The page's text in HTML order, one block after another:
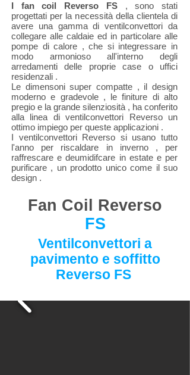
I fan coil Reverso FS , sono stati
progettati per la necessità della clientela di
avere una gamma di ventilconvettori da
collegare alle caldaie ed in particolare alle
pompe di calore , che si integressare in
modo armonioso all'interno degli
arredamenti delle proprie case o uffici
residenzali .
Le dimensoni super compatte , il design
moderno e gradevole , le finiture di alto
pregio e la grande silenziosità , ha conferito
alla linea di ventilconvettori Reverso un
ottimo impiego per queste applicazioni .
I ventilconvettori Reverso si usano tutto
l'anno per riscaldare in inverno , per
raffrescare e deumidifcare in estate e per
purificare , un prodotto unico come il suo
design .
Fan Coil Reverso
FS
Ventilconvettori a
pavimento e soffitto
Reverso FS